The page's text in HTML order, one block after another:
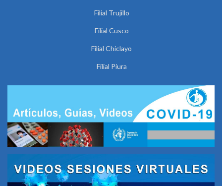
Filial Trujillo
Filial Cusco
Filial Chiclayo
Filial Piura